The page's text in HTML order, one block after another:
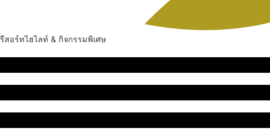
รีสอร์ทไฮไลท์ & กิจกรรมพิเศษ